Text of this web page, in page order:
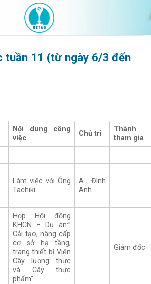
tuần 11 (từ ngày 6/3 đến
Nội dung công
việc
Chủ trì
Thành
tham gia
Làm việc với Ông
Tachiki
A. Đình
Anh
Họp Hội đồng
KHCN – Dự án:”
Cải tạo, nâng cấp
cơ sở hạ tầng,
trang thiết bị Viện
Cây lương thực
và Cây thực
phẩm”
Giám đốc